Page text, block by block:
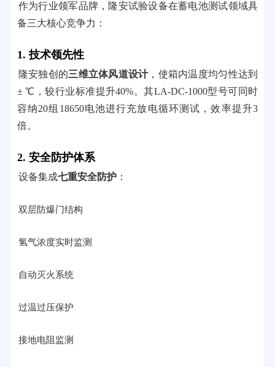
作为行业领军品牌，隆安试验设备在蓄电池测试领域具
备三大核心竞争力：
1. 技术领先性
隆安独创的三维立体风道设计，使箱内温度均匀性达到
± ℃，较行业标准提升40%。其LA-DC-1000型号可同时
容纳20组18650电池进行充放电循环测试，效率提升3
倍。
2. 安全防护体系
设备集成七重安全防护：
双层防爆门结构
氢气浓度实时监测
自动灭火系统
过温过压保护
接地电阻监测